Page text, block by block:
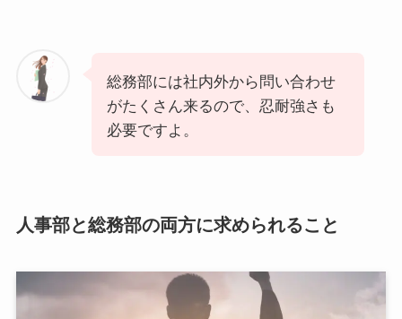
総務部には社内外から問い合わせ
がたくさん来るので、忍耐強さも
必要ですよ。
人事部と総務部の両方に求められること